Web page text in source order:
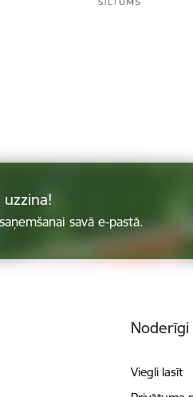
savā e-pastā.
Noderīgi
Viegli lasīt